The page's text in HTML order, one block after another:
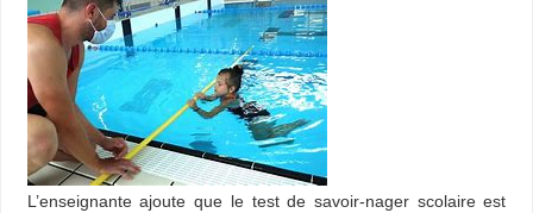
L’enseignante ajoute que le test de savoir-nager scolaire est